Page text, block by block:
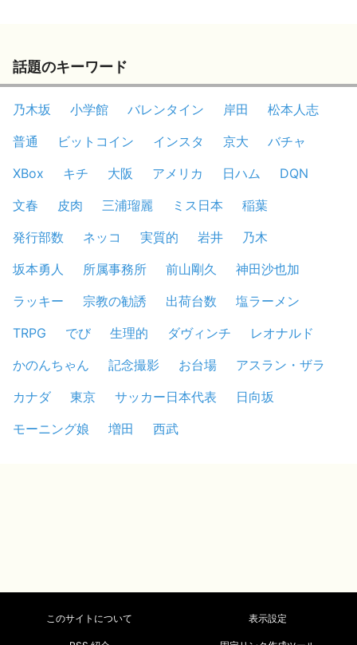
話題のキーワード
乃木坂 小学館 バレンタイン 岸田
松本人志
普通
ビットコイン インスタ 京大
バチャ
XBox
キチ 大阪 アメリカ 日ハム
DQN
文春
皮肉 三浦瑠麗 ミス日本
稲葉
発行部数
ネッコ 実質的 岩井
乃木
坂本勇人
所属事務所 前山剛久
神田沙也加
ラッキー
宗教の勧誘 出荷台数
塩ラーメン
TRPG
でび 生理的 ダヴィンチ
レオナルド
かのんちゃん
記念撮影 お台場
アスラン・ザラ
カナダ
東京 サッカー日本代表
日向坂
モーニング娘
増田 西武
このサイトについて 表示設定